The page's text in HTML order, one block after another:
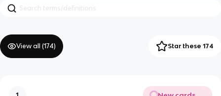
View all (174) Star these 174